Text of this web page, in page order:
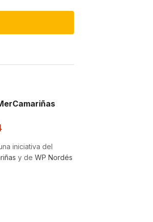
iniciativa del
y de WP Nordés